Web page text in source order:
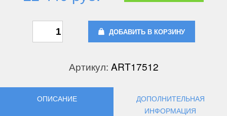
ДОБАВИТЬ В КОРЗИНУ
Артикул: ART17512
ОПИСАНИЕ
ДОПОЛНИТЕЛЬНАЯ
ИНФОРМАЦИЯ